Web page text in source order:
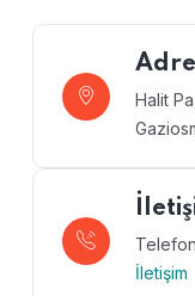
Halit
İletişim